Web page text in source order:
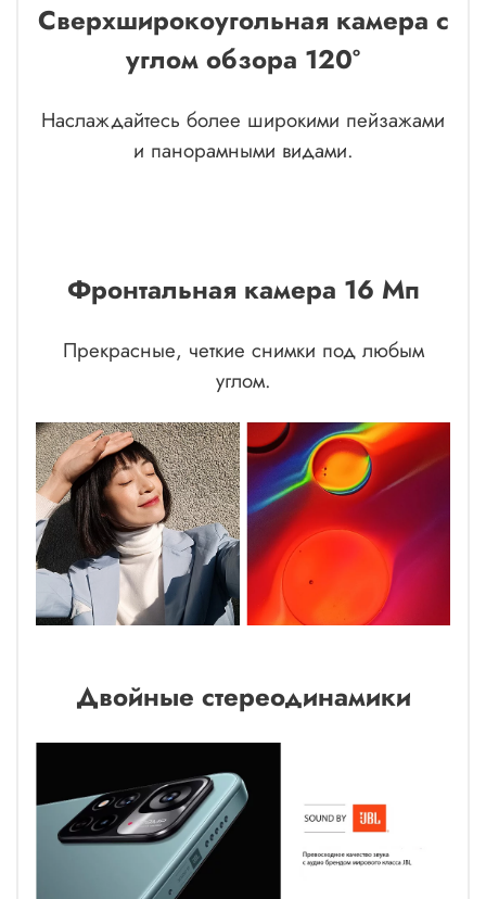
Сверхширокоугольная камера с
углом обзора 120°
Наслаждайтесь более широкими пейзажами
и панорамными видами.
Фронтальная камера 16 Мп
Прекрасные, четкие снимки под любым
углом.
Двойные стереодинамики